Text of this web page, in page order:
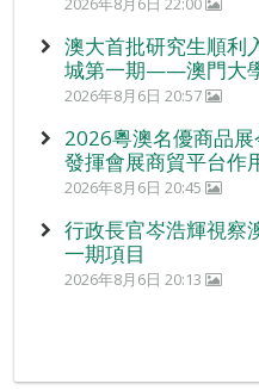
澳大首批研究生順利
城第一期——澳門大
2026年8月6日 20:57
2026粵澳名優商品
發揮會展商貿平台作
2026年8月6日 20:45
行政長官岑浩輝視察
一期項目
2026年8月6日 20:13